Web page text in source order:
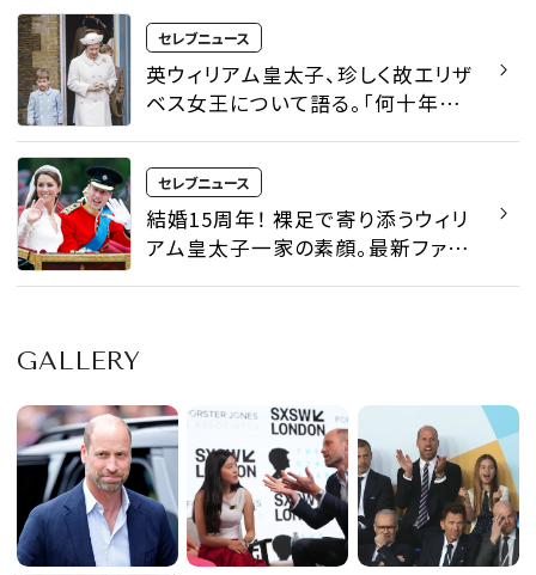
賛。珍しく家族のプライベートライフ
を明かす - セレブニュース | SPUR
セレブニュース
英ウィリアム皇太子、珍しく故エリザ
ベス女王について語る。「何十年も
両親に対する本音も - セレブニュー
ス | SPUR
セレブニュース
結婚15周年！ 裸足で寄り添うウィリ
アム皇太子一家の素顔。最新ファミ
GALLERY